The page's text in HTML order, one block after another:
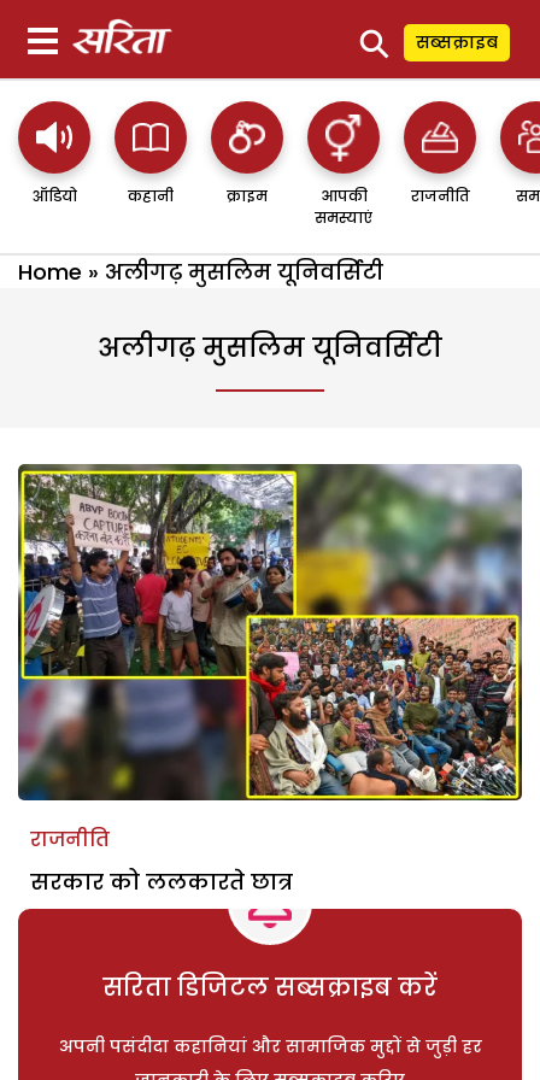
⚲ सब्सक्राइब
ऑडियो कहानी क्राइम
आपकी
समस्याएं
राजनीति
Home » अलीगढ़ मुसलिम यूनिवर्सिटी
अलीगढ़ मुसलिम यूनिवर्सिटी
राजनीति
सरकार को ललकारते छात्र
सरिता डिजिटल सब्सक्राइब करें
अपनी पसंदीदा कहानियां और सामाजिक मुद्दों से जुड़ी हर